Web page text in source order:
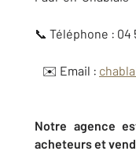
📞 Téléphone : 04
✉️ Email :
Notre agence
acheteurs et